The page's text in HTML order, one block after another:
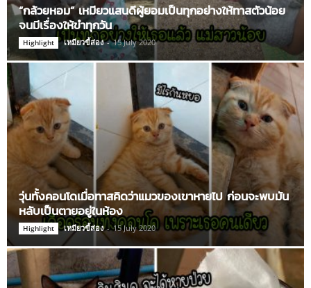
“กล้วยหอม” เหมียวแสนดีผู้ยอมเป็นทุกอย่างให้ทาสตัวน้อย
จนมีเรื่องให้ขำทุกวัน
Highlight เหมียวขี้ส่อง - 15 July 2020
วุ่นทั้งคอนโดเมื่อทาสคิดว่าแมวของเขาหายไป ก่อนจะพบมัน
หลับเป็นตายอยู่ในห้อง
Highlight เหมียวขี้ส่อง - 15 July 2020